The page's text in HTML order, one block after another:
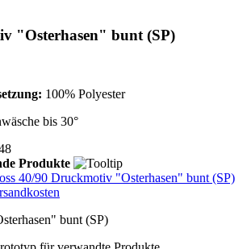
"Osterhasen" bunt (SP)
100% Polyester
bis 30°
Produkte
40/90 Druckmotiv "Osterhasen" bunt (SP)
bunt (SP)